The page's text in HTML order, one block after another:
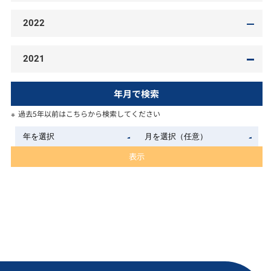
2022
2021
年月で検索
過去5年以前はこちらから検索してください
表示